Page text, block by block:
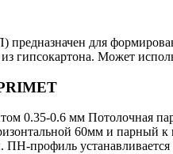
предназначен для
гипсокартона. Может
0.35-0.6 мм Потолочная
60мм и
профиль